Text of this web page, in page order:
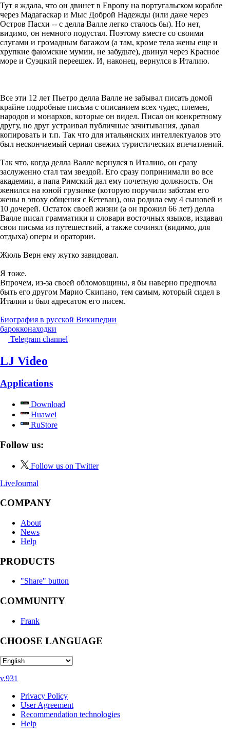
Тут я ждала, что он двинет в Европу на португальском корабле
через Мадагаскар и Мыс Доброй Надежды (или даже через
Остров Пасхи -- с делла Валле легко сталось бы). Но нет,
видимо, он немного подустал. Поэтому вместе со своими
слугами и громадным багажом (а там, кроме тела жены еще и
хрупкие фаюмские мумии, не забудьте), двинул через Красное
море и Суэцкий переешек. И, наконец, вернулся в Италию.
Все эти 12 лет Пьетро делла Валле не забывал писать домой
крайне подробные письма с описанием всех чудес, племен,
народов и монархов, которые он видел. Писал он конкретному
другу, но друг устраивал публичные зачитывания, давал
копировать и т.п. Так что для итальянских интеллектуалов это
был нескончаемый сериал свежих туристических впечатлений.
Так что, когда делла Валле вернулся в Италию, он сразу
заслуженно стал там звездой. Его сразу попринимали во все
академии, а папа Римский дал ему почетную должность. Он
женился на юной грузинке (которую поручили заботам его
жены в эпоху общения с Кетеван), она родила ему 4 сыновей и
10 дочерей. Остаток своей жизни (а он прожил 66 лет) делла
Валле писал грамматики и словари восточных языков, издавал
свои письма из путешествий, а также сочинял (видимо, для
отдыха) оперы и оратории.
Жюль Верн ему жутко завидовал.
Я тоже.
Впрочем, из-за своей обломовщины, я бы наверно предпочла
быть его другом Марио Скипано, тем самым, который сидел в
Италии и был адресатом его писем.
Биография в русской Википедии
барокконаходки
Telegram channel
LJ Video
Applications
Download
Huawei
RuStore
Follow us:
Follow us on Twitter
LiveJournal
COMPANY
About
News
Help
PRODUCTS
"Share" button
COMMUNITY
Frank
CHOOSE LANGUAGE
v.931
Privacy Policy
User Agreement
Recommendation technologies
Help